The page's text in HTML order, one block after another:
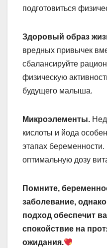
подготовиться
Здоровый образ
вредных привычек
сбалансируйте
физическую
будущего малыша.
Микроэлементы.
кислоты и йода
этапах
оптимальную дозу
Помните,
заболевание,
подход обеспечит
спокойствие на
ожидания.